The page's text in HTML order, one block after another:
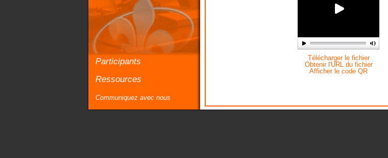
Participants
Ressources
Communiquez avec nous
Télécharger le fichier
Obtenir l'URL du fichier
Afficher le code QR